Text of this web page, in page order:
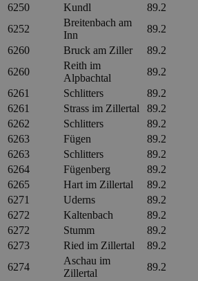
6250
Kundl 89.2
6252
Breitenbach am
Inn
89.2
6260
Bruck am Ziller 89.2
6260
Reith im
Alpbachtal
89.2
6261
Schlitters 89.2
6261
Strass im Zillertal
89.2
6262
Schlitters 89.2
6263
Fügen 89.2
6263
Schlitters 89.2
6264
Fügenberg 89.2
6265
Hart im Zillertal 89.2
6271
Uderns 89.2
6272
Kaltenbach 89.2
6272
Stumm 89.2
6273
Ried im Zillertal 89.2
6274
Aschau im
Zillertal
89.2